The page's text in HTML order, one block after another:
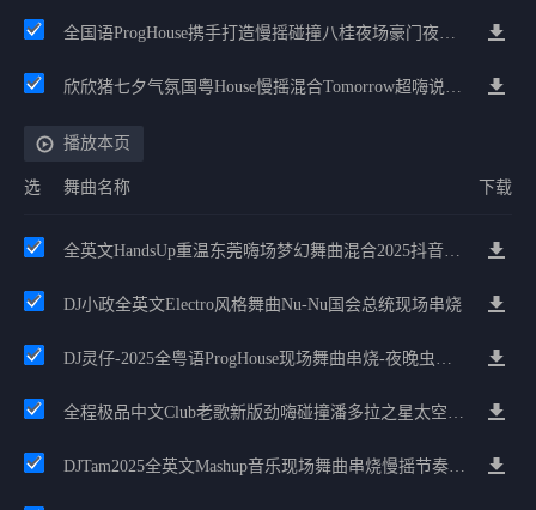
全国语ProgHouse携手打造慢摇碰撞八桂夜场豪门夜宴气氛小串
欣欣猪七夕气氛国粤House慢摇混合Tomorrow超嗨说唱英文House气氛
播放本页
选 舞曲名称 下载
全英文HandsUp重温东莞嗨场梦幻舞曲混合2025抖音流行中文专辑PH
DJ小政全英文Electro风格舞曲Nu-Nu国会总统现场串烧
DJ灵仔-2025全粤语ProgHouse现场舞曲串烧-夜晚虫晨练音乐专辑
全程极品中文Club老歌新版劲嗨碰撞潘多拉之星太空飘缈中文House
DJTam2025全英文Mashup音乐现场舞曲串烧慢摇节奏专属嗨碟